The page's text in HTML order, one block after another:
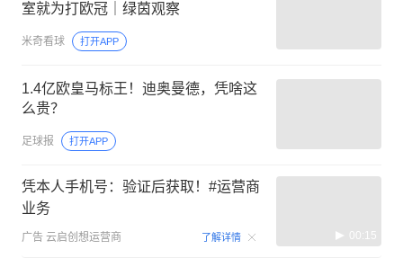
室就为打欧冠｜绿茵观察
米奇看球 打开APP
1.4亿欧皇马标王！迪奥曼德，凭啥这
么贵？
足球报 打开APP
凭本人手机号：验证后获取！#运营商
业务
广告 云启创想运营商 了解详情 00:15